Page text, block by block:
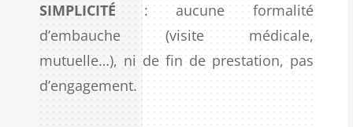
SIMPLICITÉ: aucune formalité
d’embauche (visite médicale,
mutuelle…), ni de fin de prestation, pas
d’engagement.